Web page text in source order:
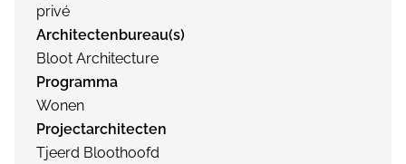
privé
Architectenbureau(s)
Bloot Architecture
Programma
Wonen
Projectarchitecten
Tjeerd Bloothoofd